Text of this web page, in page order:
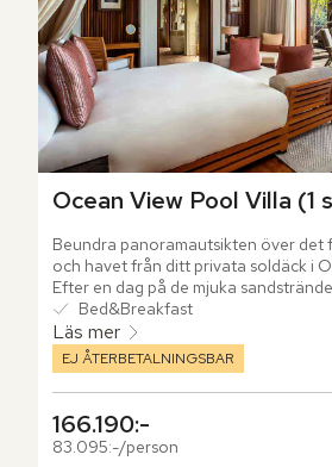
Ocean View Pool Villa (1
Beundra panoramautsikten över det
och havet från ditt privata soldäck i
Efter en dag på de mjuka
njutning att koppla av vid din egen
Bed&Breakfast
Läs mer
EJ ÅTERBETALNINGSBAR
166.190:-
83.095:-/person